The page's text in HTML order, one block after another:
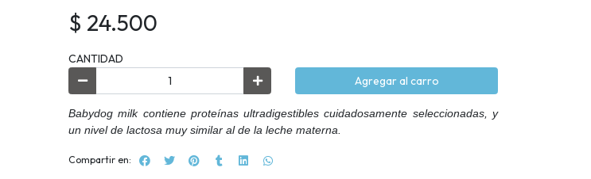
$ 24.500
CANTIDAD
Agregar al carro
Babydog milk contiene proteínas ultradigestibles cuidadosamente seleccionadas, y
un nivel de lactosa muy similar al de la leche materna.
Compartir en: